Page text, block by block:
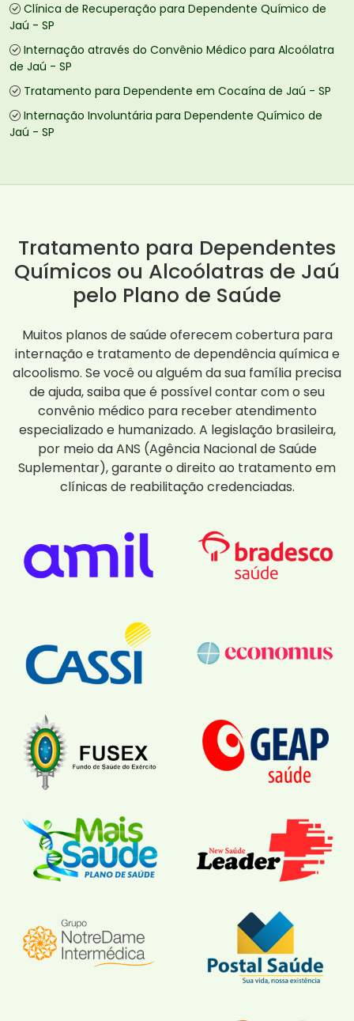
Clínica de Recuperação para Dependente Químico de
Jaú - SP
Internação através do Convênio Médico para Alcoólatra
de Jaú - SP
Tratamento para Dependente em Cocaína de Jaú - SP
Internação Involuntária para Dependente Químico de
Jaú - SP
Tratamento para Dependentes
Químicos ou Alcoólatras de Jaú
pelo Plano de Saúde
Muitos planos de saúde oferecem cobertura para
internação e tratamento de dependência química e
alcoolismo. Se você ou alguém da sua família precisa
de ajuda, saiba que é possível contar com o seu
convênio médico para receber atendimento
especializado e humanizado. A legislação brasileira,
por meio da ANS (Agência Nacional de Saúde
Suplementar), garante o direito ao tratamento em
clínicas de reabilitação credenciadas.